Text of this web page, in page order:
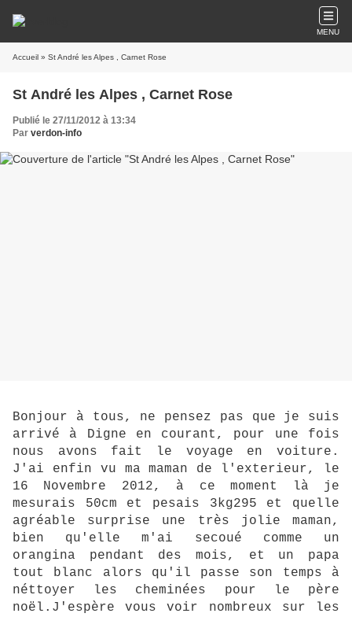
MENU
Accueil » St André les Alpes , Carnet Rose
St André les Alpes , Carnet Rose
Publié le 27/11/2012 à 13:34
Par verdon-info
Bonjour à tous, ne pensez pas que je suis
arrivé à Digne en courant, pour une fois
nous avons fait le voyage en voiture.
J'ai enfin vu ma maman de l'exterieur, le
16 Novembre 2012, à ce moment là je
mesurais 50cm et pesais 3kg295 et quelle
agréable surprise une très jolie maman,
bien qu'elle m'ai secoué comme un
orangina pendant des mois, et un papa
tout blanc alors qu'il passe son temps à
néttoyer les cheminées pour le père
noël.J'espère vous voir nombreux sur les